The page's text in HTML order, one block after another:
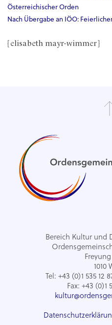
Österreichischer Orden
Nach Übergabe an IÖO:
[elisabeth mayr-wimmer]
Bereich Kultur und
1010
Tel: +43 (0)1 535 12
Fax: +43 (0)1